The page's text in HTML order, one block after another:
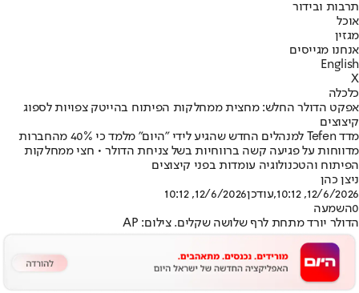
תרבות ובידור
אוכל
מגזין
אנחנו מגייסים
English
X
כלכלה
אפקט הדולר החלש: מחצית ממחלקות הפיתוח בהייטק צפויות לספוג
קיצוצים
מדד Tefen למנהלים החדש שהגיע לידי ״היום״ מלמד כי 40% מהחברות
מדווחות על פגיעה קשה ברווחיות בשל צניחת הדולר • חצי ממחלקות
הפיתוח והטכנולוגיה עומדות בפני קיצוצים
ניצן כהן
12/6/2026, 10:12
,עודכן12/6/2026, 10:12
0השמעה
הדולר יורד מתחת לרף שלושה שקלים. צילום: AP